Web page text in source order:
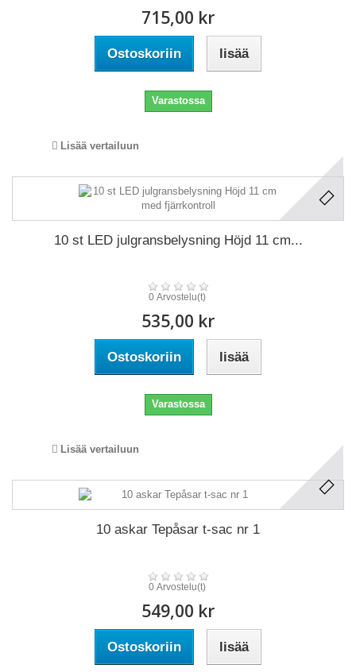
715,00 kr
Ostoskoriin lisää
Varastossa
Lisää vertailuun
10 st LED julgransbelysning Höjd 11 cm...
0 Arvostelu(t)
535,00 kr
Ostoskoriin lisää
Varastossa
Lisää vertailuun
10 askar Tepåsar t-sac nr 1
0 Arvostelu(t)
549,00 kr
Ostoskoriin lisää